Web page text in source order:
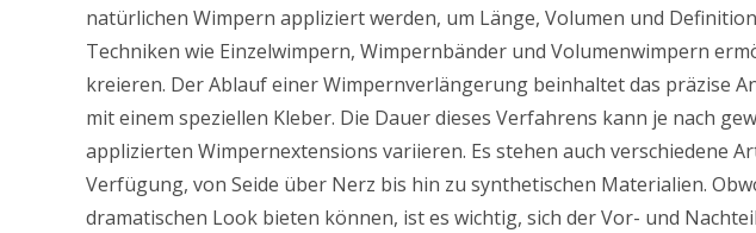
natürlichen Wimpern appliziert werden, um Länge, Volumen und
Techniken wie Einzelwimpern, Wimpernbänder und Volumenwimpern
kreieren. Der Ablauf einer Wimpernverlängerung beinhaltet das präzise
mit einem speziellen Kleber. Die Dauer dieses Verfahrens kann je nach
applizierten Wimpernextensions variieren. Es stehen auch verschiedene
Verfügung, von Seide über Nerz bis hin zu synthetischen Materialien.
dramatischen Look bieten können, ist es wichtig, sich der Vor- und